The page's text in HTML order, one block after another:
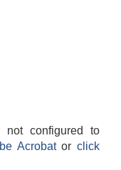
not configured to
Acrobatorclick